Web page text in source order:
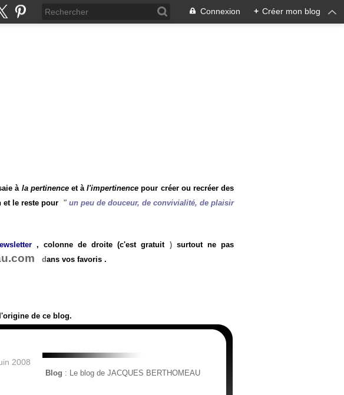
Connexion + Créer mon blog
à la pertinenceet àl'impertinence pour créer ou recréer des
et le reste pour "un peu de douceur, de convivialité, de plaisir
, colonne de droite (c'est gratuit) surtout ne pas
dans vos favoris .
de ce blog.
2008
Blog : Le blog de JACQUES BERTHOMEAU